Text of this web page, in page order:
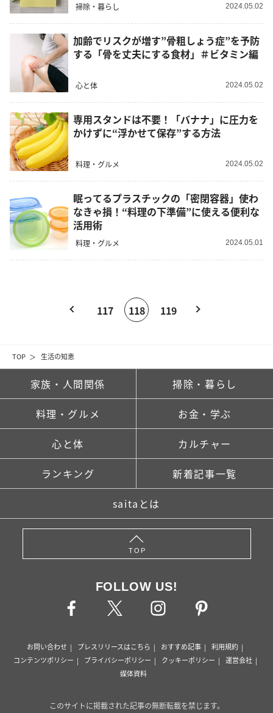
TOP 生活の知恵
掃除・暮らし 2024.05.02
加齢でリスクが増す”骨粗しょう症”を予防
する「骨を丈夫にする食材」＃ビタミン編
心と体 2024.05.02
専用スタンドは不要！「バナナ」に圧力を
かけずに“浮かせて保存”する方法
料理・グルメ 2024.05.02
眠ってるプラスチックの「密閉容器」使わ
なきゃ損！“料理の下準備”に使える便利な
活用術
料理・グルメ 2024.05.01
117 118 119
家族・人間関係 掃除・暮らし
料理・グルメ お金・学ぶ
心と体 カルチャー
ランキング 新着記事一覧
saitaとは
TOP
FOLLOW US!
お問い合わせ プレスリリースはこちら おすすめ記事
利用規約
コンテンツポリシー
プライバシーポリシー クッキーポリシー
運営会社
媒体資料
このサイトに掲載された記事の無断転載を禁じます。